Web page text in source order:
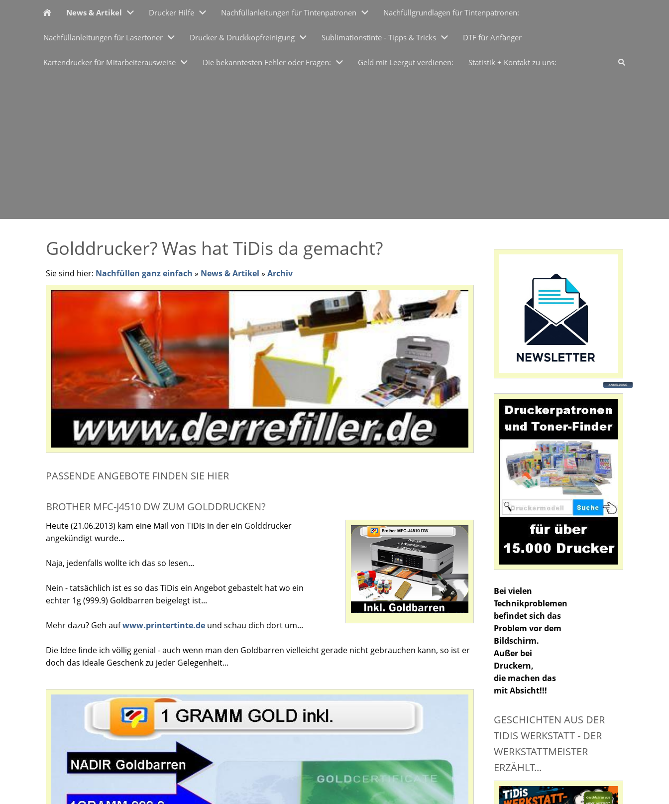
News & Artikel Drucker Hilfe Nachfüllanleitungen für Tintenpatronen Nachfüllgrundlagen für Tintenpatronen:
Nachfüllanleitungen für Lasertoner Drucker & Druckkopfreinigung Sublimationstinte - Tipps & Tricks DTF für Anfänger
Kartendrucker für Mitarbeiterausweise Die bekanntesten Fehler oder Fragen: Geld mit Leergut verdienen: Statistik + Kontakt zu uns:
Golddrucker? Was hat TiDis da gemacht?
Sie sind hier: Nachfüllen ganz einfach » News & Artikel » Archiv
PASSENDE ANGEBOTE FINDEN SIE HIER
BROTHER MFC-J4510 DW ZUM GOLDDRUCKEN?
Heute (21.06.2013) kam eine Mail von TiDis in der ein Golddrucker
angekündigt wurde...
Naja, jedenfalls wollte ich das so lesen...
Nein - tatsächlich ist es so das TiDis ein Angebot gebastelt hat wo ein
echter 1g (999.9) Goldbarren beigelegt ist...
Mehr dazu? Geh aufwww.printertinte.de und schau dich dort um...
Die Idee finde ich völlig genial - auch wenn man den Goldbarren vielleicht gerade nicht gebrauchen kann, so ist er
doch das ideale Geschenk zu jeder Gelegenheit...
Bei vielen
Technikproblemen
befindet sich das
Problem vor dem
Bildschirm.
Außer bei
Druckern,
die machen das
mit Absicht!!!
GESCHICHTEN AUS DER
TIDIS WERKSTATT - DER
WERKSTATTMEISTER
ERZÄHLT...